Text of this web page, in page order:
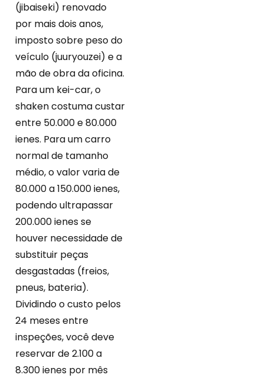
(jibaiseki) renovado
por mais dois anos,
imposto sobre peso do
veículo (juuryouzei) e a
mão de obra da oficina.
Para um kei-car, o
shaken costuma custar
entre 50.000 e 80.000
ienes. Para um carro
normal de tamanho
médio, o valor varia de
80.000 a 150.000 ienes,
podendo ultrapassar
200.000 ienes se
houver necessidade de
substituir peças
desgastadas (freios,
pneus, bateria).
Dividindo o custo pelos
24 meses entre
inspeções, você deve
reservar de 2.100 a
8.300 ienes por mês